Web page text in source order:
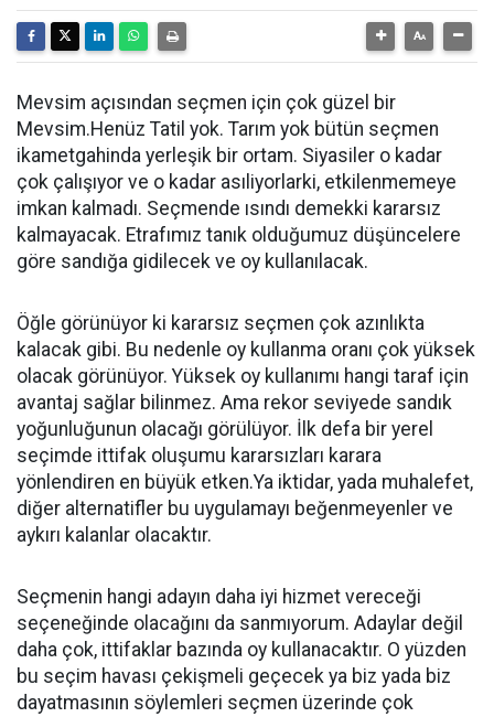
Mevsim açısından seçmen için çok güzel bir
Mevsim.Henüz Tatil yok. Tarım yok bütün seçmen
ikametgahinda yerleşik bir ortam. Siyasiler o kadar
çok çalışıyor ve o kadar asıliyorlarki, etkilenmemeye
imkan kalmadı. Seçmende ısındı demekki kararsız
kalmayacak. Etrafımız tanık olduğumuz düşüncelere
göre sandığa gidilecek ve oy kullanılacak.
Öğle görünüyor ki kararsız seçmen çok azınlıkta
kalacak gibi. Bu nedenle oy kullanma oranı çok yüksek
olacak görünüyor. Yüksek oy kullanımı hangi taraf için
avantaj sağlar bilinmez. Ama rekor seviyede sandık
yoğunluğunun olacağı görülüyor. İlk defa bir yerel
seçimde ittifak oluşumu kararsızları karara
yönlendiren en büyük etken.Ya iktidar, yada muhalefet,
diğer alternatifler bu uygulamayı beğenmeyenler ve
aykırı kalanlar olacaktır.
Seçmenin hangi adayın daha iyi hizmet vereceği
seçeneğinde olacağını da sanmıyorum. Adaylar değil
daha çok, ittifaklar bazında oy kullanacaktır. O yüzden
bu seçim havası çekişmeli geçecek ya biz yada biz
dayatmasının söylemleri seçmen üzerinde çok